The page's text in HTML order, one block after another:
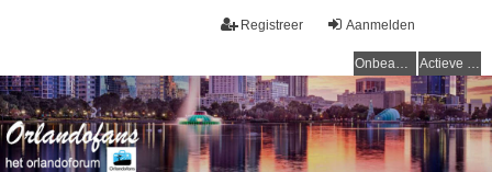
Aanmelden
Registreer
Onbeantwoorde onderwerpen Actieve onderwerpen